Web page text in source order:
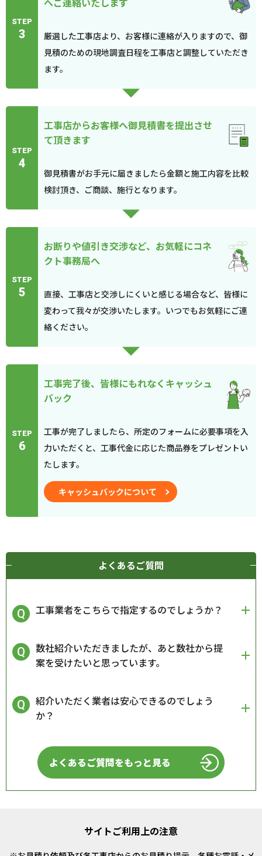
STEP
3
厳選した工事店より、お客様に連絡が入りますので、御
見積のための現地調査日程を工事店と調整していただき
ます。
STEP
4
工事店からお客様へ御見積書を提出させ
て頂きます
御見積書がお手元に届きましたら金額と施工内容を比較
検討頂き、ご商談、施行となります。
STEP
5
お断りや値引き交渉など、お気軽にコネ
クト事務局へ
直接、工事店と交渉しにくいと感じる場合など、皆様に
変わって我々が交渉いたします。いつでもお気軽にご連
絡ください。
STEP
6
工事完了後、皆様にもれなくキャッシュ
バック
工事が完了しましたら、所定のフォームに必要事項を入
力いただくと、工事代金に応じた商品券をプレゼントい
たします。
キャッシュバックについて
よくあるご質問
工事業者をこちらで指定するのでしょうか？
数社紹介いただきましたが、あと数社から提
案を受けたいと思っています。
紹介いただく業者は安心できるのでしょう
か？
よくあるご質問をもっと見る
サイトご利用上の注意